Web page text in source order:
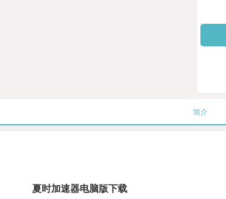
简介
夏时加速器电脑版下载